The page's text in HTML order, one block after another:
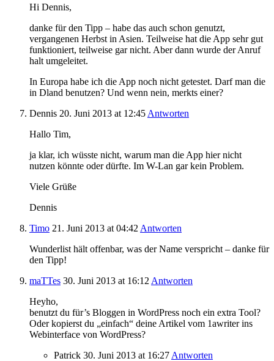
Hi Dennis,
danke für den Tipp – habe das auch schon genutzt,
vergangenen Herbst in Asien. Teilweise hat die App sehr gut
funktioniert, teilweise gar nicht. Aber dann wurde der Anruf
halt umgeleitet.
In Europa habe ich die App noch nicht getestet. Darf man die
in Dland benutzen? Und wenn nein, merkts einer?
Dennis 20. Juni 2013 at 12:45 Antworten
Hallo Tim,
ja klar, ich wüsste nicht, warum man die App hier nicht
nutzen könnte oder dürfte. Im W-Lan gar kein Problem.
Viele Grüße
Dennis
Timo 21. Juni 2013 at 04:42 Antworten
Wunderlist hält offenbar, was der Name verspricht – danke für
den Tipp!
maTTes 30. Juni 2013 at 16:12 Antworten
Heyho,
benutzt du für’s Bloggen in WordPress noch ein extra Tool?
Oder kopierst du „einfach“ deine Artikel vom 1awriter ins
Webinterface von WordPress?
Patrick 30. Juni 2013 at 16:27 Antworten